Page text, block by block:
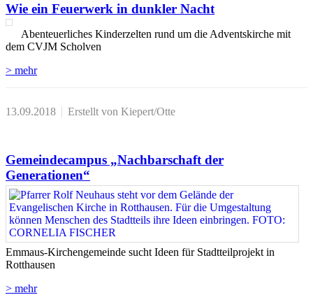
Wie ein Feuerwerk in dunkler Nacht
Abenteuerliches Kinderzelten rund um die Adventskirche mit
dem CVJM Scholven
> mehr
13.09.2018 Erstellt von Kiepert/Otte
Gemeindecampus „Nachbarschaft der
Generationen“
Emmaus-Kirchengemeinde sucht Ideen für Stadtteilprojekt in
Rotthausen
> mehr